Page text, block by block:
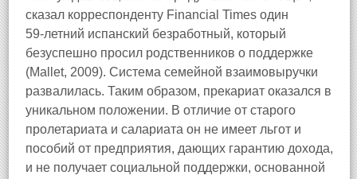
сказал корреспонденту Financial Times один
59‑летний испанский безработный, который
безуспешно просил родственников о поддержке
(Mallet, 2009). Система семейной взаимовыручки
развалилась. Таким образом, прекариат оказался в
уникальном положении. В отличие от старого
пролетариата и салариата он не имеет льгот и
пособий от предприятия, дающих гарантию дохода,
и не получает социальной поддержки, основанной